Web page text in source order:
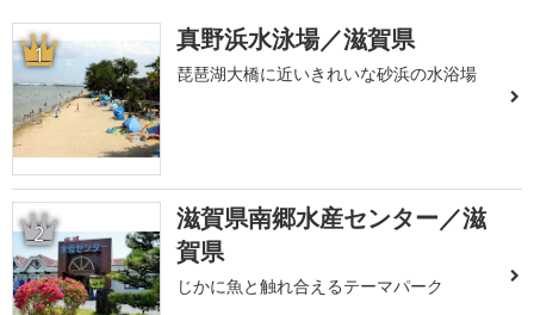
1 真野浜水泳場／滋賀県
琵琶湖大橋に近いきれいな砂浜の水浴場
2
滋賀県南郷水産センター／滋
賀県
じかに魚と触れ合えるテーマパーク